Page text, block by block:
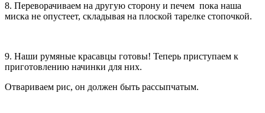
8. Переворачиваем на другую сторону и печем пока наша
миска не опустеет, складывая на плоской тарелке стопочкой.
9. Наши румяные красавцы готовы! Теперь приступаем к
приготовлению начинки для них.
Отвариваем рис, он должен быть рассыпчатым.